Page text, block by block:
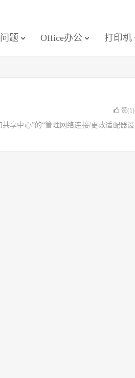
题 Office办公 打印机
赞(1)
享中心”的“管理网络连接/更改适配器设